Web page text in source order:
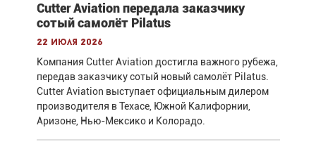
Cutter Aviation передала заказчику
сотый самолёт Pilatus
22 июля 2026
Компания Cutter Aviation достигла важного рубежа,
передав заказчику сотый новый самолёт Pilatus.
Cutter Aviation выступает официальным дилером
производителя в Техасе, Южной Калифорнии,
Аризоне, Нью-Мексико и Колорадо.